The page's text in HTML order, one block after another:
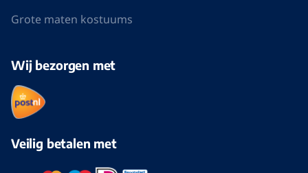
Grote maten kostuums
Wij bezorgen met
Veilig betalen met